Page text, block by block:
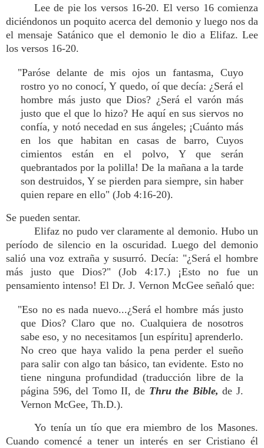
Lee de pie los versos 16-20. El verso 16 comienza
diciéndonos un poquito acerca del demonio y luego nos da
el mensaje Satánico que el demonio le dio a Elifaz. Lee
los versos 16-20.
"Paróse delante de mis ojos un fantasma, Cuyo
rostro yo no conocí, Y quedo, oí que decía: ¿Será el
hombre más justo que Dios? ¿Será el varón más
justo que el que lo hizo? He aquí en sus siervos no
confía, y notó necedad en sus ángeles; ¡Cuánto más
en los que habitan en casas de barro, Cuyos
cimientos están en el polvo, Y que serán
quebrantados por la polilla! De la mañana a la tarde
son destruidos, Y se pierden para siempre, sin haber
quien repare en ello" (Job 4:16-20).
Se pueden sentar.
Elifaz no pudo ver claramente al demonio. Hubo un
período de silencio en la oscuridad. Luego del demonio
salió una voz extraña y susurró. Decía: "¿Será el hombre
más justo que Dios?" (Job 4:17.) ¡Esto no fue un
pensamiento intenso! El Dr. J. Vernon McGee señaló que:
"Eso no es nada nuevo...¿Será el hombre más justo
que Dios? Claro que no. Cualquiera de nosotros
sabe eso, y no necesitamos [un espíritu] aprenderlo.
No creo que haya valido la pena perder el sueño
para salir con algo tan básico, tan evidente. Esto no
tiene ninguna profundidad (traducción libre de la
página 596, del Tomo II, de Thru the Bible,de J.
Vernon McGee, Th.D.).
Yo tenía un tío que era miembro de los Masones.
Cuando comencé a tener un interés en ser Cristiano él